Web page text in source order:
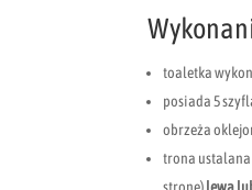
toaletka
posiada 5
obrzeża
trona
stronę) lewa